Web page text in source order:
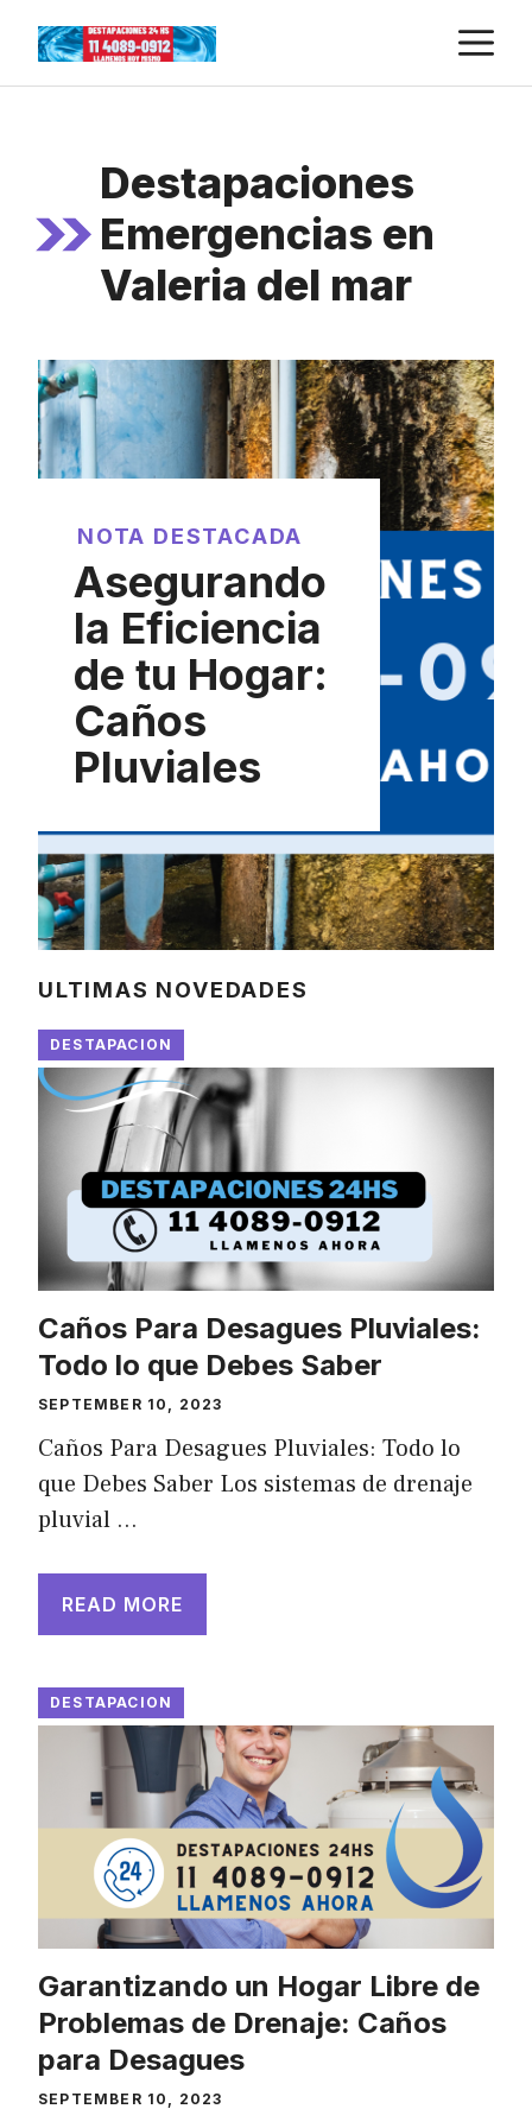
content
Destapaciones
Emergencias en
Valeria del mar
NOTA DESTACADA
Asegurando
la Eficiencia
de tu Hogar:
Caños
Pluviales
ULTIMAS NOVEDADES
DESTAPACION
Caños Para Desagues Pluviales:
Todo lo que Debes Saber
SEPTEMBER 10, 2023
Caños Para Desagues Pluviales: Todo lo
que Debes Saber Los sistemas de drenaje
pluvial …
READ MORE
DESTAPACION
Garantizando un Hogar Libre de
Problemas de Drenaje: Caños
para Desagues
SEPTEMBER 10, 2023